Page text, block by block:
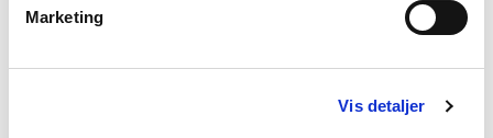
Marketing
Vis detaljer